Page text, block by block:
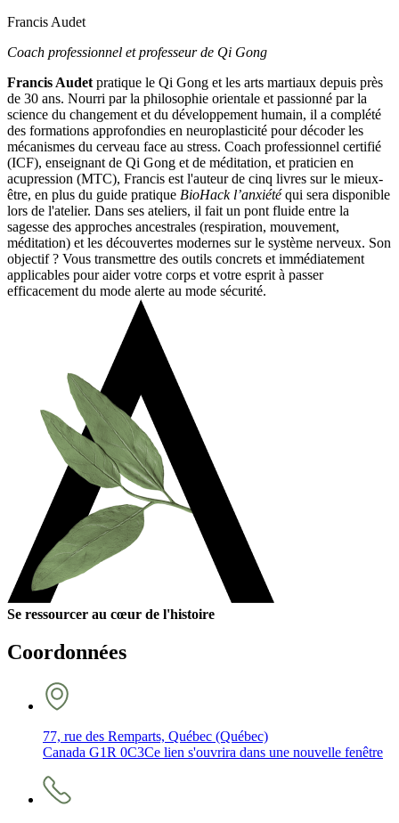
Francis Audet
Coach professionnel et professeur de Qi Gong
Francis Audet pratique le Qi Gong et les arts martiaux depuis près
de 30 ans. Nourri par la philosophie orientale et passionné par la
science du changement et du développement humain, il a complété
des formations approfondies en neuroplasticité pour décoder les
mécanismes du cerveau face au stress. Coach professionnel certifié
(ICF), enseignant de Qi Gong et de méditation, et praticien en
acupression (MTC), Francis est l'auteur de cinq livres sur le mieux-
être, en plus du guide pratique BioHack l’anxiétéqui sera disponible
lors de l'atelier. Dans ses ateliers, il fait un pont fluide entre la
sagesse des approches ancestrales (respiration, mouvement,
méditation) et les découvertes modernes sur le système nerveux. Son
objectif ? Vous transmettre des outils concrets et immédiatement
applicables pour aider votre corps et votre esprit à passer
efficacement du mode alerte au mode sécurité.
Se ressourcer au cœur de l'histoire
Coordonnées
77, rue des Remparts, Québec (Québec)
Canada G1R 0C3Ce lien s'ouvrira dans une nouvelle fenêtre